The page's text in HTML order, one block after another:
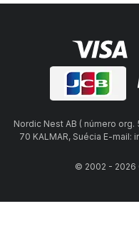
Nordic Nest AB ( número
70 KALMAR, Suécia E-
© 2002 - 2026